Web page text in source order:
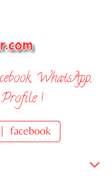
WhatsApp,
Profile !